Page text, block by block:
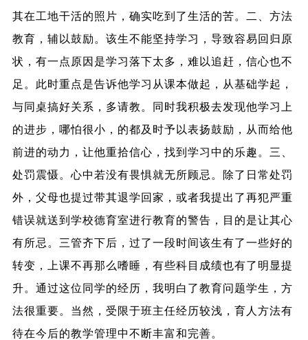
其在工地干活的照片，确实吃到了生活的苦。二、方法
教育，辅以鼓励。该生不能坚持学习，导致容易回归原
状，有一点原因是学习落下太多，难以追赶，信心也不
足。此时重点是告诉他学习从课本做起，从基础学起，
与同桌搞好关系，多请教。同时我积极去发现他学习上
的进步，哪怕很小，的都及时予以表扬鼓励，从而给他
前进的动力，让他重拾信心，找到学习中的乐趣。三、
处罚震慑。心中若没有畏惧就无所顾忌。除了日常处罚
外，父母也提过带其退学回家，或者我提出了再犯严重
错误就送到学校德育室进行教育的警告，目的是让其心
有所忌。三管齐下后，过了一段时间该生有了一些好的
转变，上课不再那么嗜睡，有些科目成绩也有了明显提
升。通过这位同学的经历，我明白了教育问题学生，方
法很重要。当然，受限于班主任经历较浅，育人方法有
待在今后的教学管理中不断丰富和完善。